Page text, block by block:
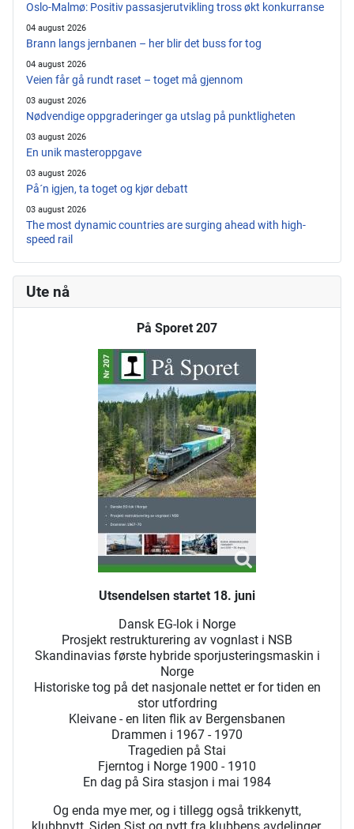
Oslo-Malmø: Positiv passasjerutvikling tross økt konkurranse
04 august 2026
Brann langs jernbanen – her blir det buss for tog
04 august 2026
Veien får gå rundt raset – toget må gjennom
03 august 2026
Nødvendige oppgraderinger ga utslag på punktligheten
03 august 2026
En unik masteroppgave
03 august 2026
På´n igjen, ta toget og kjør debatt
03 august 2026
The most dynamic countries are surging ahead with high-
speed rail
Ute nå
På Sporet 207
Utsendelsen startet 18. juni
Dansk EG-lok i Norge
Prosjekt restrukturering av vognlast i NSB
Skandinavias første hybride sporjusteringsmaskin i
Norge
Historiske tog på det nasjonale nettet er for tiden en
stor utfordring
Kleivane - en liten flik av Bergensbanen
Drammen i 1967 - 1970
Tragedien på Stai
Fjerntog i Norge 1900 - 1910
En dag på Sira stasjon i mai 1984
Og enda mye mer, og i tillegg også trikkenytt,